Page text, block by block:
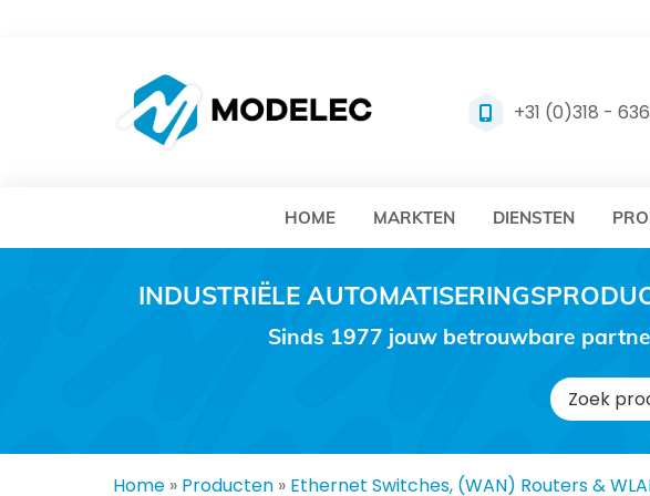
MODELEC+31 (0)318 -
HOME MARKTEN DIENSTEN
INDUSTRIËLE
Sinds 1977 jouw betrouwbare
Zoeken
naar:
Home » Producten » Ethernet Switches, (WAN) Routers &